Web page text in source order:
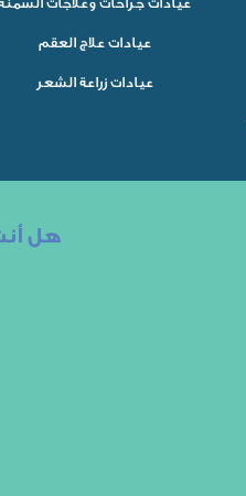
عيادات علاج العقم
عيادات زراعة الشعر
هل